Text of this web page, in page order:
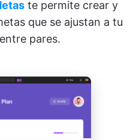
te permite crear y
que se ajustan a tu
pares.